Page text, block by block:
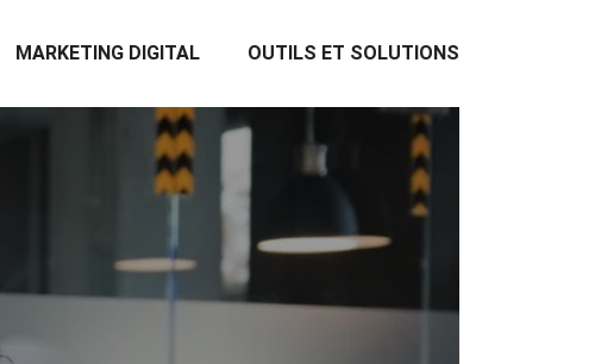
MARKETING DIGITAL OUTILS ET SOLUTIONS